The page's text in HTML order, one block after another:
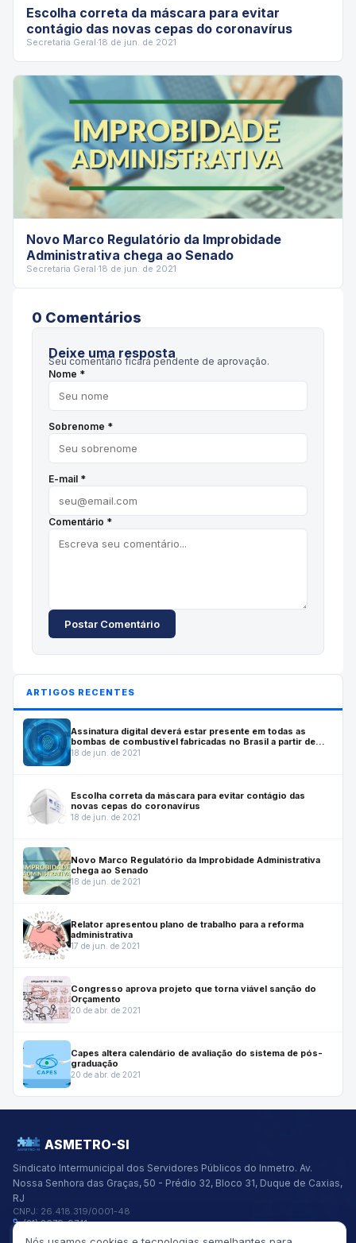
Escolha correta da máscara para evitar
contágio das novas cepas do coronavírus
Secretaria Geral·18 de jun. de 2021
Novo Marco Regulatório da Improbidade
Administrativa chega ao Senado
Secretaria Geral·18 de jun. de 2021
0 Comentários
Deixe uma resposta
Seu comentário ficará pendente de aprovação.
Nome *
Sobrenome *
E-mail *
Comentário *
Postar Comentário
ARTIGOS RECENTES
Assinatura digital deverá estar presente em todas as
bombas de combustível fabricadas no Brasil a partir de
julho de 2022
18 de jun. de 2021
Escolha correta da máscara para evitar contágio das
novas cepas do coronavírus
18 de jun. de 2021
Novo Marco Regulatório da Improbidade Administrativa
chega ao Senado
18 de jun. de 2021
Relator apresentou plano de trabalho para a reforma
administrativa
17 de jun. de 2021
Congresso aprova projeto que torna viável sanção do
Orçamento
20 de abr. de 2021
Capes altera calendário de avaliação do sistema de pós-
graduação
20 de abr. de 2021
ASMETRO-SI
Sindicato Intermunicipal dos Servidores Públicos do Inmetro. Av.
Nossa Senhora das Graças, 50 - Prédio 32, Bloco 31, Duque de Caxias,
RJ
CNPJ: 26.418.319/0001-48
(21) 2679-9741
asmetro@asmetro.org.br